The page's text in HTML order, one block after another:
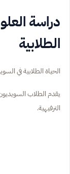
دراسة
الطلابية
الحياة الطلابية في
يقدم الطلاب
الترفيهية.